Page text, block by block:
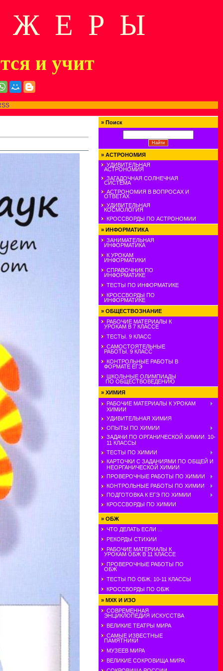
Ж Е Р Ы
и учит
» Поиск
» АСТРОНОМИЯ
УДИВИТЕЛЬНАЯ
АСТРОНОМИЯ
ЗАГАДОЧНАЯ СОЛНЕЧНАЯ
СИСТЕМА
АСТРОНОМИЯ В ВОПРОСАХ И
ОТВЕТАХ
УДИВИТЕЛЬНАЯ
КОСМОЛОГИЯ
КРОССВОРДЫ ПО АСТРОНОМИИ
» ИНФОРМАТИКА
ЗАНИМАТЕЛЬНАЯ
ИНФОРМАТИКА
К УРОКАМ
ИНФОРМАТИКИ
СПРАВОЧНИК ПО
ИНФОРМАТИКЕ
ТЕСТЫ ПО ИНФОРМАТИКЕ
КРОССВОРДЫ ПО
ИНФОРМАТИКЕ
» ОБЩЕСТВОЗНАНИЕ
РАБОЧИЕ МАТЕРИАЛЫ К
УРОКАМ В 7 КЛАССЕ
ТЕСТЫ. 9 КЛАСС
САМОСТОЯТЕЛЬНЫЕ
РАБОТЫ. 9 КЛАСС
КОНТРОЛЬНЫЕ РАБОТЫ В
ФОРМАТЕ ЕГЭ
ШКОЛЬНЫЕ ОЛИМПИАДЫ
ПО ОБЩЕСТВОВЕДЕНИЮ
» ХИМИЯ
РАБОЧИЕ МАТЕРИАЛЫ К УРОКАМ
ХИМИИ
УДИВИТЕЛЬНАЯ ХИМИЯ
ОПЫТЫ ПО ХИМИИ
ЗАДАЧИ ПО ОРГАНИЧЕСКОЙ ХИМИИ. 10-
11 КЛАССЫ
ТЕСТЫ ПО ХИМИИ
КАРТОЧКИ С ЗАДАНИЯМИ ПО ОБЩЕЙ И
НЕОРГАНИЧЕСКОЙ ХИМИИ
ПРОВЕРОЧНЫЕ РАБОТЫ ПО ХИМИИ
КОНТРОЛЬНЫЕ РАБОТЫ ПО ХИМИИ
ПОДГОТОВКА К ЕГЭ ПО ХИМИИ
КРОССВОРДЫ ПО ХИМИИ
» ОБЖ
ЧТО ДЕЛАТЬ ЕСЛИ ...
РЕКОРДЫ СТИХИИ
РАБОЧИЕ МАТЕРИАЛЫ К
УРОКАМ ОБЖ В 11 КЛАССЕ
ПРОВЕРОЧНЫЕ РАБОТЫ ПО
ОБЖ
ТЕСТЫ ПО ОБЖ. 10-11 КЛАССЫ
КРОССВОРДЫ ПО ОБЖ
» МХК И ИЗО
СОВРЕМЕННАЯ
ЭНЦИКЛОПЕДИЯ ИСКУССТВА
ВЕЛИКИЕ ТЕАТРЫ МИРА
САМЫЕ ИЗВЕСТНЫЕ
ПАМЯТНИКИ
МУЗЕЕВ МИРА
ВЕЛИКИЕ СОКРОВИЩА МИРА